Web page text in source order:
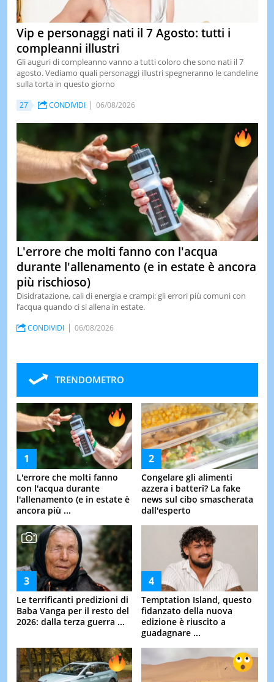
Vip e personaggi nati il 7 Agosto: tutti i
compleanni illustri
Gli auguri di compleanno vanno a tutti coloro che sono nati il 7
agosto. Vediamo quali personaggi illustri spegneranno le candeline
sulla torta in questo giorno
27 CONDIVIDI 06/08/2026
L'errore che molti fanno con l'acqua
durante l'allenamento (e in estate è ancora
più rischioso)
Disidratazione, cali di energia e crampi: gli errori più comuni con
l’acqua quando ci si allena in estate.
CONDIVIDI 06/08/2026
TRENDOMETRO
L'errore che molti fanno
con l'acqua durante
l'allenamento (e in estate è
ancora più ...
Congelare gli alimenti
azzera i batteri? La fake
news sul cibo smascherata
dall'esperto
Le terrificanti predizioni di
Baba Vanga per il resto del
2026: dalla terza guerra ...
Temptation Island, questo
fidanzato della nuova
edizione è riuscito a
guadagnare ...